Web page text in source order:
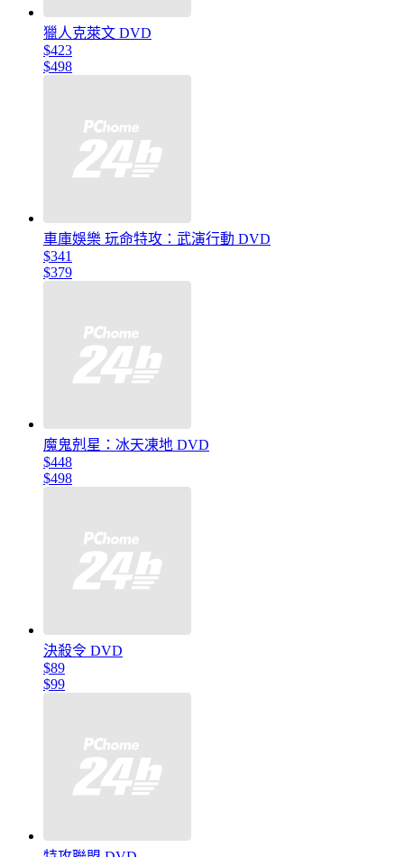
獵人克萊文 DVD
$423
$498
車庫娛樂 玩命特攻：武演行動 DVD
$341
$379
魔鬼剋星：冰天凍地 DVD
$448
$498
決殺令 DVD
$89
$99